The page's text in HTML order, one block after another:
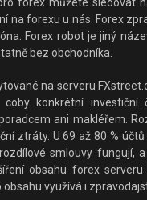
forex můžete sledovat
na forexu u nás. Forex
Forex robot je jiný
bez obchodníka.
na serveru
konkrétní investiční
ani makléřem.
ztráty. U 69 až 80 %
smlouvy fungují,
obsahu forex
obsahu využívá i